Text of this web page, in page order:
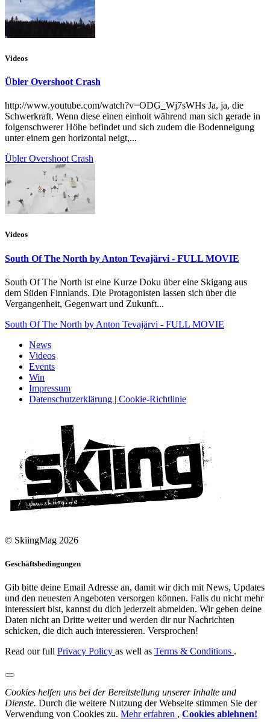
Videos
Übler Overshoot Crash
http://www.youtube.com/watch?v=ODG_Wj7sWHs Ja, ja, die
Schwerkraft. Wenn diese einen einholt während man sich gerade in
folgenschwerer Höhe befindet und sich zudem die Bodenneigung
unter einem gen horizontal neigt,...
Übler Overshoot Crash
Videos
South Of The North by Anton Tevajärvi - FULL MOVIE
South Of The North ist eine Kurze Doku über eine Skigang aus
dem Süden Finnlands. Die Protagonisten lassen sich über die
Vergangenheit, Gegenwart und Zukunft...
South Of The North by Anton Tevajärvi - FULL MOVIE
News
Videos
Events
Win
Impressum
Datenschutzerklärung | Cookie-Richtlinie
© SkiingMag 2026
Geschäftsbedingungen
Gib bitte deine Email Adresse an, damit wir dich mit News, Updates
und den neuesten Angeboten versorgen können. Falls du nicht mehr
interessiert bist, kannst du dich jederzeit abmelden. Wir geben deine
Daten nicht an Dritte weiter und werden dir nur Nachrichten
schicken, die dich auch interessieren. Versprochen!
Read our full Privacy Policy as well as Terms & Conditions .
Cookies helfen uns bei der Bereitstellung unserer Inhalte und
Dienste. Durch die weitere Nutzung der Webseite stimmen Sie der
Verwendung von Cookies zu. Mehr erfahren , Cookies ablehnen!